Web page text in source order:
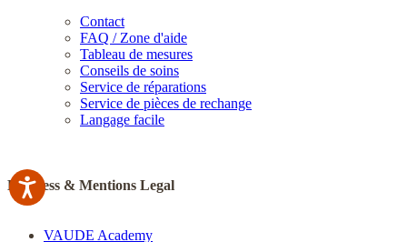
Contact
FAQ / Zone d'aide
Tableau de mesures
Conseils de soins
Service de réparations
Service de pièces de rechange
Langage facile
Business & Mentions Legal
VAUDE Academy